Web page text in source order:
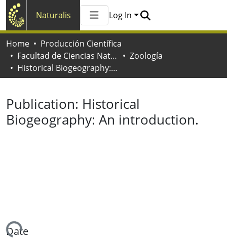
Naturalis
All of Naturalis
Log In
Home
Producción Científica
Facultad de Ciencias Naturales y Museo
Zoología
Historical Biogeography: An introduction.
Publication: Historical
Biogeography: An introduction.
Date